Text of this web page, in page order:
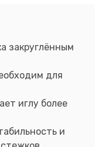
закруглённым
для
иглу более
и